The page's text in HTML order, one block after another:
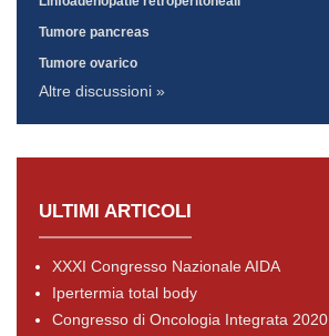
Tumore pancreas
Tumore ovarico
Altre discussioni »
ULTIMI ARTICOLI
XXXI Congresso Nazionale AIDA
Ipertermia total body
Congresso di Oncologia Integrata 2020